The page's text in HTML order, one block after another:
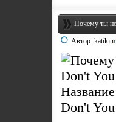
Почему ты
Автор: katikim
Don't